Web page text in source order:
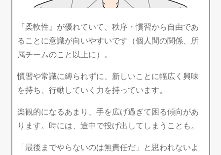
『柔軟性』が優れていて、秩序・慣習から自由であ
ることに意識が向いやすいです（個人間の関係、所
属チームのこと以上に）。
慣習や常識に縛られずに、新しいことに幅広く興味
を持ち、行動していく力を持っています。
楽観的になるあまり、手を広げ過ぎて困る傾向があ
ります。時には、途中で投げ出してしまうことも。
「最後までやらないのは無責任だ」と思われないよ